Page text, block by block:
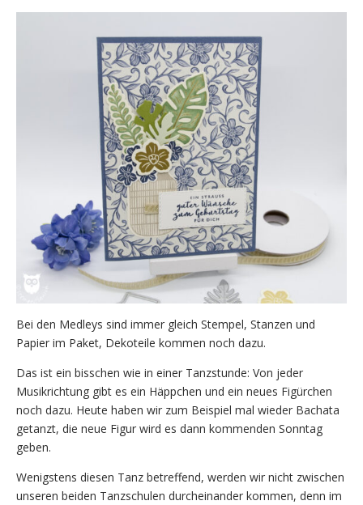
Bei den Medleys sind immer gleich Stempel, Stanzen und
Papier im Paket, Dekoteile kommen noch dazu.
Das ist ein bisschen wie in einer Tanzstunde: Von jeder
Musikrichtung gibt es ein Häppchen und ein neues Figürchen
noch dazu. Heute haben wir zum Beispiel mal wieder Bachata
getanzt, die neue Figur wird es dann kommenden Sonntag
geben.
Wenigstens diesen Tanz betreffend, werden wir nicht zwischen
unseren beiden Tanzschulen durcheinander kommen, denn im